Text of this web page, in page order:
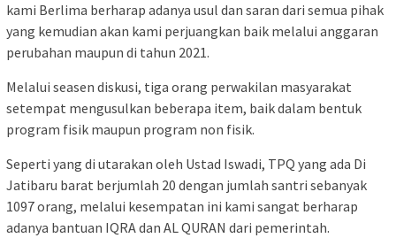
kami Berlima berharap adanya usul dan saran dari semua pihak
yang kemudian akan kami perjuangkan baik melalui anggaran
perubahan maupun di tahun 2021.
Melalui seasen diskusi, tiga orang perwakilan masyarakat
setempat mengusulkan beberapa item, baik dalam bentuk
program fisik maupun program non fisik.
Seperti yang di utarakan oleh Ustad Iswadi, TPQ yang ada Di
Jatibaru barat berjumlah 20 dengan jumlah santri sebanyak
1097 orang, melalui kesempatan ini kami sangat berharap
adanya bantuan IQRA dan AL QURAN dari pemerintah.